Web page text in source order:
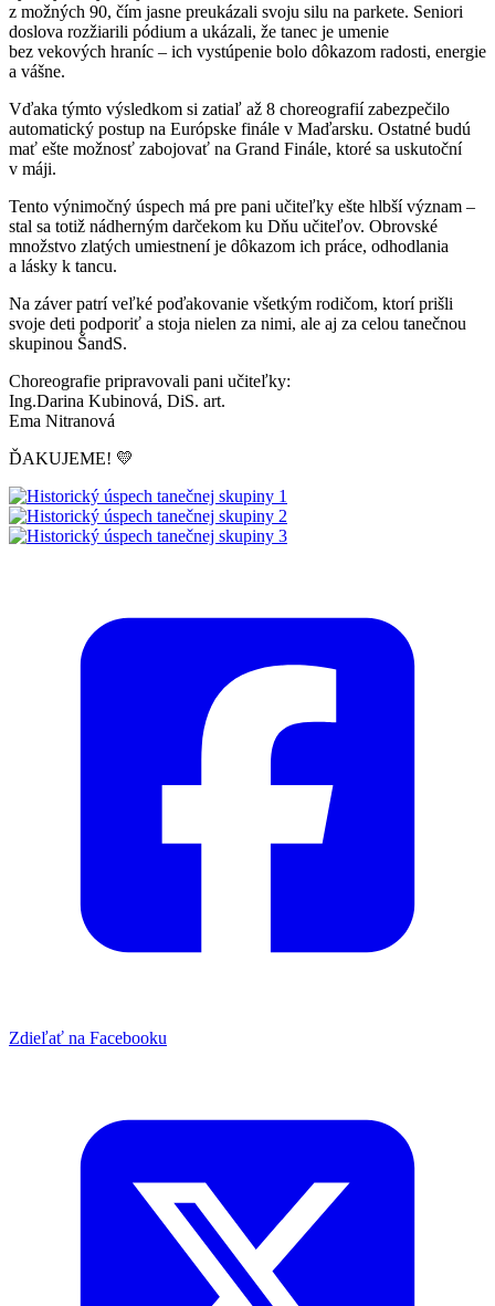
z možných 90, čím jasne preukázali svoju silu na parkete. Seniori
doslova rozžiarili pódium a ukázali, že tanec je umenie
bez vekových hraníc – ich vystúpenie bolo dôkazom radosti, energie
a vášne.
Vďaka týmto výsledkom si zatiaľ až 8 choreografií zabezpečilo
automatický postup na Európske finále v Maďarsku. Ostatné budú
mať ešte možnosť zabojovať na Grand Finále, ktoré sa uskutoční
v máji.
Tento výnimočný úspech má pre pani učiteľky ešte hlbší význam –
stal sa totiž nádherným darčekom ku Dňu učiteľov. Obrovské
množstvo zlatých umiestnení je dôkazom ich práce, odhodlania
a lásky k tancu.
Na záver patrí veľké poďakovanie všetkým rodičom, ktorí prišli
svoje deti podporiť a stoja nielen za nimi, ale aj za celou tanečnou
skupinou ŠandS.
Choreografie pripravovali pani učiteľky:
Ing.Darina Kubinová, DiS. art.
Ema Nitranová
ĎAKUJEME! 💛
Zdieľať na Facebooku